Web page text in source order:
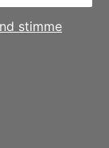
stimme